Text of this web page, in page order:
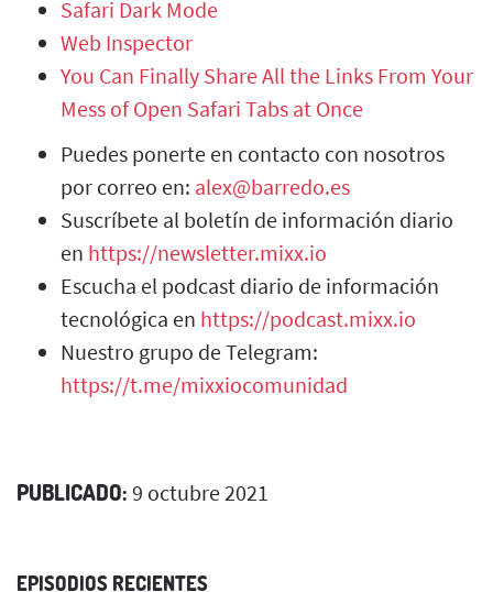
Safari Dark Mode
‎Web Inspector
You Can Finally Share All the Links From Your
Mess of Open Safari Tabs at Once
Puedes ponerte en contacto con nosotros
por correo en: alex@barredo.es
Suscríbete al boletín de información diario
en https://newsletter.mixx.io
Escucha el podcast diario de información
tecnológica en https://podcast.mixx.io
Nuestro grupo de Telegram:
https://t.me/mixxiocomunidad
PUBLICADO: 9 octubre 2021
EPISODIOS RECIENTES